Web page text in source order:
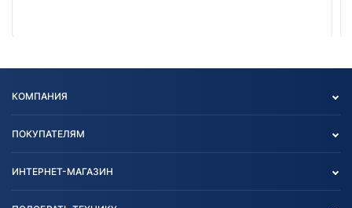
КОМПАНИЯ
ПОКУПАТЕЛЯМ
ИНТЕРНЕТ-МАГАЗИН